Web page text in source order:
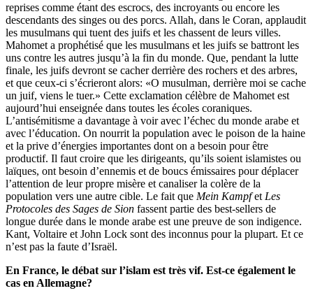
reprises comme étant des escrocs, des incroyants ou encore les
descendants des singes ou des porcs. Allah, dans le Coran, applaudit
les musulmans qui tuent des juifs et les chassent de leurs villes.
Mahomet a prophétisé que les musulmans et les juifs se battront les
uns contre les autres jusqu’à la fin du monde. Que, pendant la lutte
finale, les juifs devront se cacher derrière des rochers et des arbres,
et que ceux-ci s’écrieront alors: «O musulman, derrière moi se cache
un juif, viens le tuer.» Cette exclamation célèbre de Mahomet est
aujourd’hui enseignée dans toutes les écoles coraniques.
L’antisémitisme a davantage à voir avec l’échec du monde arabe et
avec l’éducation. On nourrit la population avec le poison de la haine
et la prive d’énergies importantes dont on a besoin pour être
productif. Il faut croire que les dirigeants, qu’ils soient islamistes ou
laïques, ont besoin d’ennemis et de boucs émissaires pour déplacer
l’attention de leur propre misère et canaliser la colère de la
population vers une autre cible. Le fait que Mein Kampfet Les
Protocoles des Sages de Sion fassent partie des best-sellers de
longue durée dans le monde arabe est une preuve de son indigence.
Kant, Voltaire et John Lock sont des inconnus pour la plupart. Et ce
n’est pas la faute d’Israël.
En France, le débat sur l’islam est très vif. Est-ce également le
cas en Allemagne?